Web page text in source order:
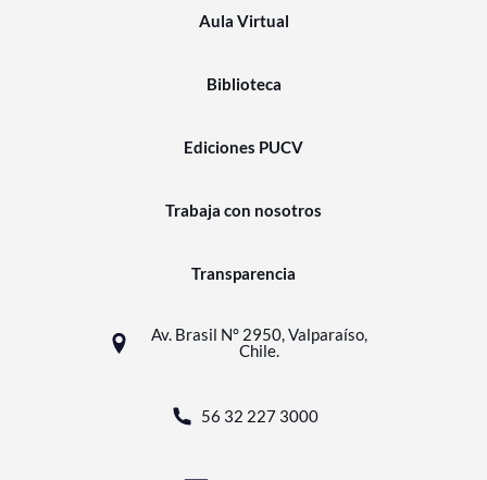
Aula Virtual
Biblioteca
Ediciones PUCV
Trabaja con nosotros
Transparencia
Av. Brasil N° 2950, Valparaíso,
Chile.
56 32 227 3000